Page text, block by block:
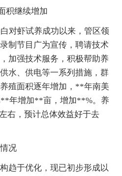
积继续增加
对虾试养成功以来，管区领
制节目广为宣传，聘请技术
加强技术服务，积极帮助养
水、供电等一系列措施，群
殖面积逐年增加，**年南美
年增加**亩，增加**%。养
右，预计总体效益好于去
况
趋于优化，现已初步形成以